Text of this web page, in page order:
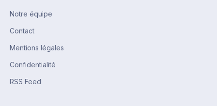
Notre équipe
Contact
Mentions légales
Confidentialité
RSS Feed